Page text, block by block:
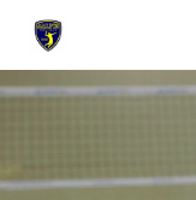
Siirry
sivunSivuston etusivulle